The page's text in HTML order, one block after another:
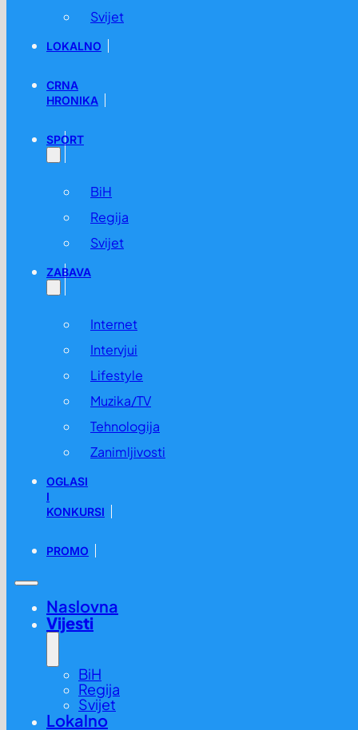
Svijet
LOKALNO
CRNA
HRONIKA
SPORT
BiH
Regija
Svijet
ZABAVA
Internet
Intervjui
Lifestyle
Muzika/TV
Tehnologija
Zanimljivosti
OGLASI
I
KONKURSI
PROMO
Naslovna
Vijesti
BiH
Regija
Svijet
Lokalno